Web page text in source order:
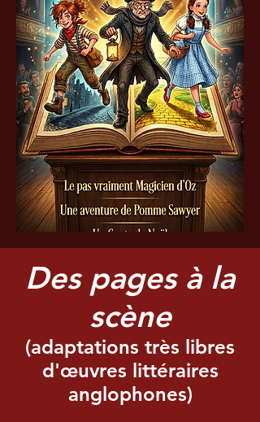
Des pages à la
scène
(adaptations très libres
d'œuvres littéraires
anglophones)